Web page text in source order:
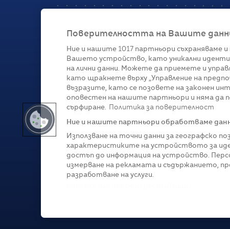
Категории
ГлобалноБизнесТехнологииСтратегии
Поверителността на Вашите
Ние и нашите 1017 партньори съхраняваме
Вашето устройство, като уникални
на лични данни. Можете да приемете и
като щракнете върху „Управление на
възразите, като се позовете на законен
оповестен на нашите партньори и няма да
сърфиране.
Политика за поверителност
Ние и нашите партньори обработваме
Използване на точни данни за географско
характеристиките на устройството за
достъп до информация на устройство.
измерване на рекламата и съдържанието,
разработване на услуги.